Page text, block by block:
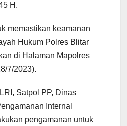
H.
memastikan keamanan
Hukum Polres Blitar
di Halaman Mapolres
7/2023).
Satpol PP, Dinas
Internal
pengamanan untuk